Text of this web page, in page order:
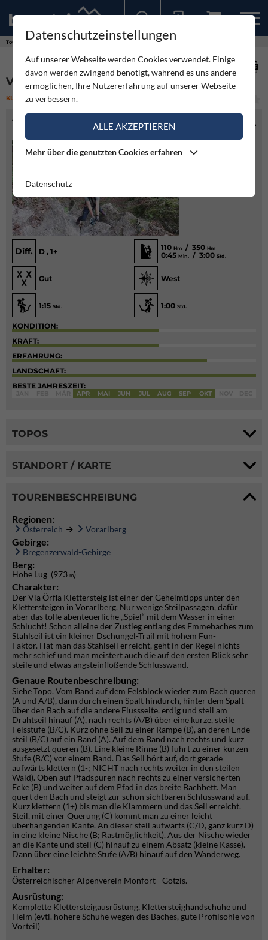
Touren
VIA ÖRFLA - KLETTERSTEIG
KLETTERSTEIG SCHWER
TOURENINFO
Diff. D , 1+ 110 Hm / 350 Hm
0:45 Min. / 3:00 Std.
Gut West
1:15 Std. 1:00 Std.
KONDITION:
KRAFT:
ERFAHRUNG:
LANDSCHAFT:
BESTE JAHRESZEIT:
APR MAI JUN JUL AUG SEP OKT
TOPOS
STANDORT / KARTE
TOURENBESCHREIBUNG
Regionen:
Österreich Vorarlberg
Gebirge:
Bregenzerwald-Gebirge
Berg:
Hohe Lug (973 m)
Charakter:
Der Via Örfla Klettersteig ist einer der Geheimtipps unter den
Klettersteigen in Vorarlberg. Nur wenige Steilpassagen, dafür
aber das tolle abenteuerliche „Spiel“ mit dem Wasser in einer
Schlucht! Schon alleine der Zustieg entlang des Emmebaches zum
Stahlseil ist ein kleiner Dschungel-Trail mit hohem Fun-
Faktor. Hat man das Stahlseil erreicht, geht in der Regel nichts
mehr schief und man meistert auch die auf den ersten Blick sehr
steile und etwas angsteinflößende Schlusswand.
Genaue Routenbeschreibung:
Siehe Topo. Vom Band auf dem Felsblock wieder zum Bach queren
(A und A/B), dann durch einen Spalt hindurch, hinter dem Spalt
über den Bach auf die andere Flussseite. erdig und steil am
Drahtseil hinauf (A), nach rechts (A/B) über eine kurze, steile
Felsstufe (B/C). Kurz ohne Seil zu einer Rampe (B), an deren Ende
steil (B/C) auf ein Band (A). Auf dem Band nach rechts und kurz
ausgesetzt queren (B). Eine kleine Rinne (B) führt zu einer kurzen
Stufe (B/C) vor einem Band. Das Seil hört auf, dort gerade
aufwärts klettern (1-; NICHT nach rechts weiter in den steilen
Wald). Oben auf Pfadspuren nach rechts zu einer versicherten
Ecke (B) und weiter auf dem Pfad in das breite Bachbett. Man
quert den Bach und steigt zur schon sichtbaren Schlusswand auf.
Kurz klettern (1+) bis man die Klammern und das Seil erreicht.
Steil, mit einer Querung (C) kommt man zu einer leicht
überhängenden Kante. An dieser steil aufwärts (C/D, ganz kurz D)
in eine kleine Nische (B; Rastmöglichkeit). Aus der Nische wieder
an die Kante und steil (C) hinauf zu einem Absatz (kleine Kasse).
Dann über eine leichte Stufe (A/B) hinauf auf den Wanderweg.
Erhalter:
Österreichischer Alpenverein Monfort - Götzis.
Ausrüstung:
Komplette Klettersteigausrüstung, Klettersteighandschuhe und
Helm (evtl. höhere Schuhe wegen des Baches, gute Profilsohle von
Vorteil)
Datenschutzeinstellungen
Auf unserer Webseite werden Cookies verwendet. Einige
davon werden zwingend benötigt, während es uns andere
ermöglichen, Ihre Nutzererfahrung auf unserer Webseite
zu verbessern.
ALLE AKZEPTIEREN
Mehr über die genutzten Cookies erfahren
Datenschutz